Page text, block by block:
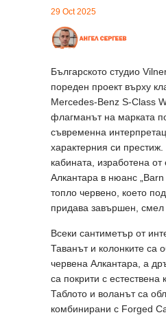
29 Oct 2025
Българското студио
пореден проект върху
Mercedes-Benz S-Class
флагманът на марката
съвременна
характерния си
кабината, изработена от
Алкантара в нюанс „Barn
топло червено, което
придава завършен, смел
Всеки сантиметър от
Таванът и колонките са
червена Алкантара, а
са покрити с естествена
Таблото и воланът са
комбинирани с Forged